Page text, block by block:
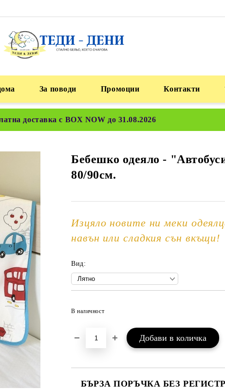
За поводи Промоции Контакти
доставка с BOX NOW до 31.08.2026
Бебешко одеяло -
80/90см.
Изцяло новите ни меки
навън или сладкия сън вкъщи!
Вид:
В наличност
БЪРЗА ПОРЪЧКА БЕЗ